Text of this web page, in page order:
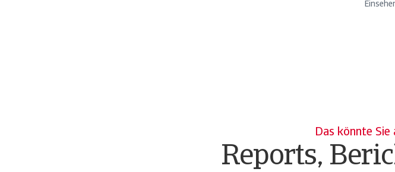
Das könnte Sie
Reports,